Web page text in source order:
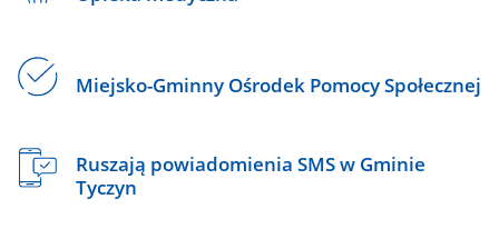
Miejsko-Gminny Ośrodek Pomocy Społecznej
Ruszają powiadomienia SMS w Gminie
Tyczyn